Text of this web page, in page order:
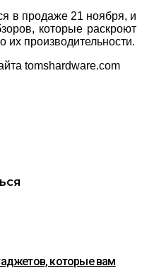
в продаже 21 ноября, и
которые раскроют
производительности.
tomshardware.com
которые вам